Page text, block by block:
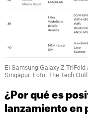
El Samsung Galaxy Z
Singapur. Foto: The Tech
¿Por qué es
lanzamiento en